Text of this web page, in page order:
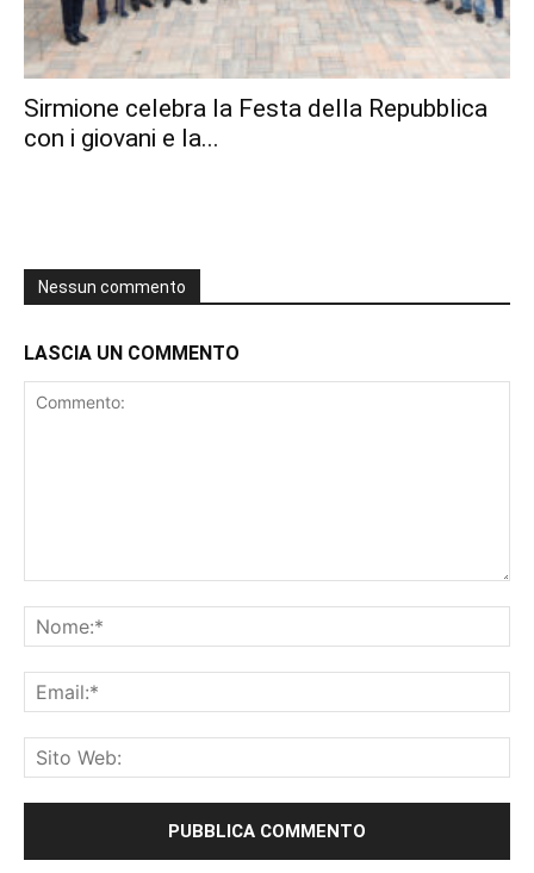
Sirmione celebra la Festa della Repubblica
con i giovani e la...
Nessun commento
LASCIA UN COMMENTO